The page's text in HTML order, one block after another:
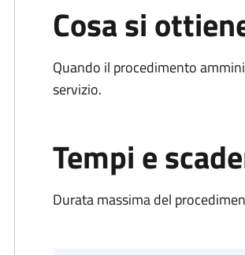
Cosa si
Quando il procedimento
servizio.
Tempi e
Durata massima del